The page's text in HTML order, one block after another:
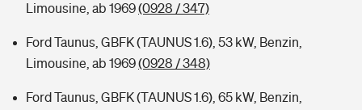
Limousine, ab 1969(0928 / 347)
Ford Taunus, GBFK (TAUNUS 1.6), 53 kW, Benzin,
Limousine, ab 1969(0928 / 348)
Ford Taunus, GBFK (TAUNUS 1.6), 65 kW, Benzin,